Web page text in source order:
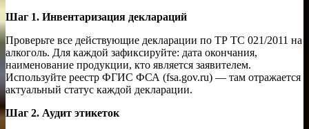
Шаг 1. Инвентаризация деклараций
Проверьте все действующие декларации по ТР ТС 021/2011 на
алкоголь. Для каждой зафиксируйте: дата окончания,
наименование продукции, кто является заявителем.
Используйте реестр ФГИС ФСА (fsa.gov.ru) — там отражается
актуальный статус каждой декларации.
Шаг 2. Аудит этикеток